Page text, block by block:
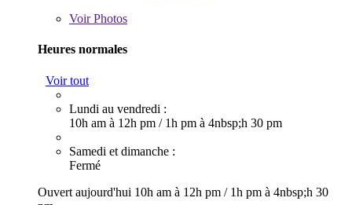
VoirPhotos
Heures normales
Voir tout
Lundi au vendredi :
10h am à 12h pm / 1h pm à 4nbsp;h 30 pm
Samedi et dimanche :
Fermé
Ouvert aujourd'hui 10h am à 12h pm / 1h pm à 4nbsp;h 30